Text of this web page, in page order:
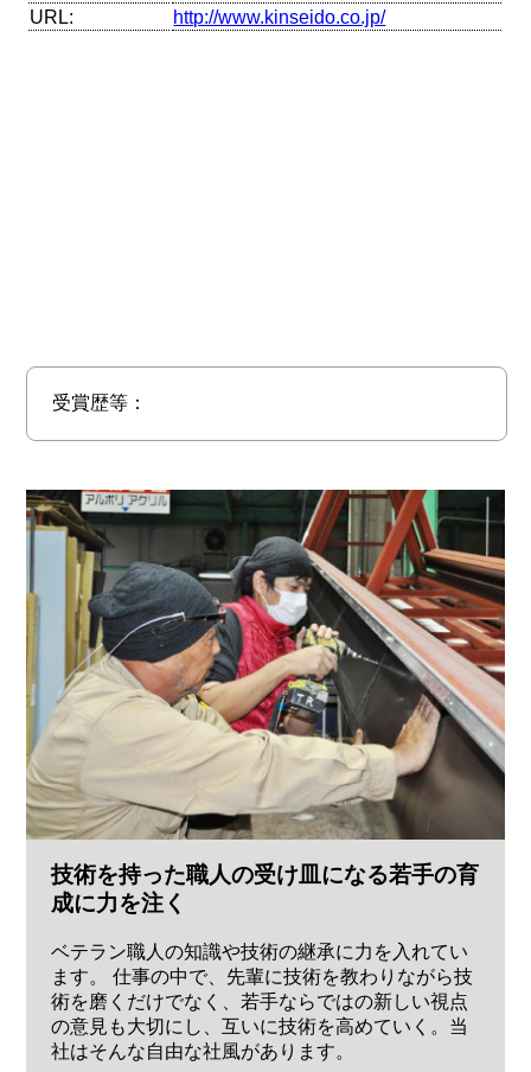
URL:
http://www.kinseido.co.jp/
受賞歴等：
技術を持った職人の受け皿になる若手の育
成に力を注く
ベテラン職人の知識や技術の継承に力を入れてい
ます。 仕事の中で、先輩に技術を教わりながら技
術を磨くだけでなく、若手ならではの新しい視点
の意見も大切にし、互いに技術を高めていく。当
社はそんな自由な社風があります。